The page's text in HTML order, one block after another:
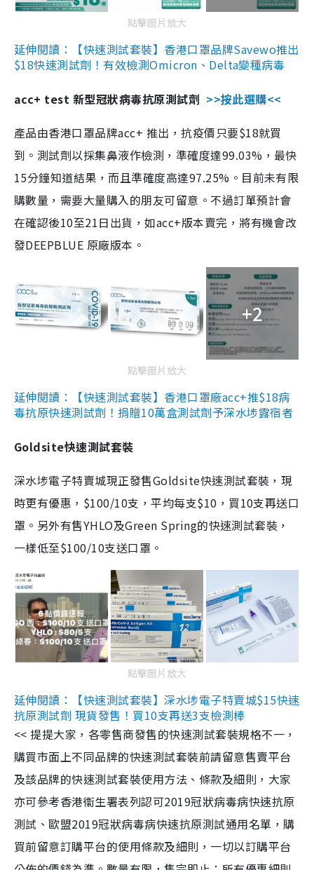
點擊圖片放大
延伸閱讀：【快速測試套裝】香港口罩品牌Savewo推出
$18快速測試劑！有效檢測Omicron、Delta變種病毒
acc+ test 新型冠狀病毒抗原測試劑 >>按此選購<<
產品由香港口罩品牌acc+ 推出，抗疫價只要$18就買
到。測試劑以採集鼻液作檢測，準確度達99.03%，最快
15分鐘知道結果，而且準確度高達97.25%。目前未有限
購數量，需要大量購入的朋友可留意。不過訂單預計會
在確認後10至21日出貨，如acc+版本賣完，將有機會改
發DEEPBLUE 原廠版本。
+2
點擊圖片放大
延伸閱讀：【快速測試套裝】香港口罩廠acc+推$18病
毒抗原快速測試劑！捐贈10萬盒測試劑予深水埗露宿者
Goldsite快速測試套裝
深水埗電子特賣城現正發售Goldsite快速測試套裝，現
時更有優惠，$100/10支，平均每支$10，買10支再送口
罩。另外有售YHLO及Green Spring的快速測試套裝，
一樣低至$100/10支送口罩。
點擊圖片放大
延伸閱讀：【快速測試套裝】深水埗電子特賣城$15快速
抗原測試劑 現貨發售！買10支再送3支檢測棒
<< 提提大家，各零售商發售的快速測試套裝規格不一，
購買市面上不同品牌的快速測試套裝前請留意售賣平台
及該品牌的快速測試套裝使用方法、條款及細則，大家
亦可參考香港衞生署表列認可2019冠狀病毒病快速抗原
測試、歐盟2019冠狀病毒病快速抗原測試通用名單，購
買前留意訂購平台的使用條款及細則，一切以訂購平台